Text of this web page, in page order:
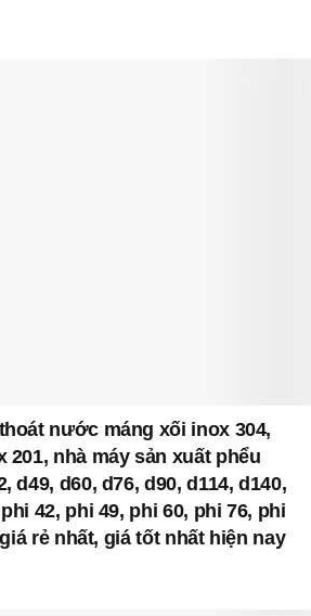
nước máng xối inox 304,
201, nhà máy sản xuất phểu
d60, d76, d90, d114, d140,
42, phi 49, phi 60, phi 76, phi
rẻ nhất, giá tốt nhất hiện nay